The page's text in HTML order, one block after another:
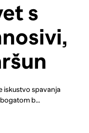
s
iskustvo spavanja
b...